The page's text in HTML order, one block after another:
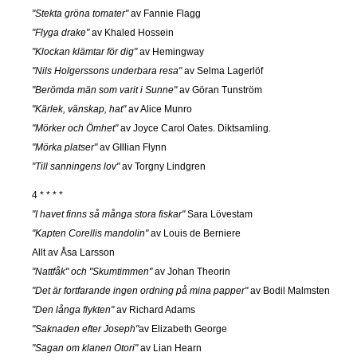
"Stekta gröna tomater"av Fannie Flagg
"Flyga drake"av Khaled Hossein
"Klockan klämtar för dig"av Hemingway
"Nils Holgerssons underbara resa"av Selma Lagerlöf
"Berömda män som varit i Sunne"av Göran Tunström
"Kärlek, vänskap, hat"av Alice Munro
"Mörker och Ömhet"av Joyce Carol Oates. Diktsamling.
"Mörka platser"av GIllian Flynn
"Till sanningens lov"av Torgny Lindgren
4 * * * *
"I havet finns så många stora fiskar"Sara Lövestam
"Kapten Corellis mandolin"av Louis de Berniere
Allt av Åsa Larsson
"Nattfåk" och "Skumtimmen"av Johan Theorin
"Det är fortfarande ingen ordning på mina papper"av Bodil Malmsten
"Den långa flykten"av Richard Adams
"Saknaden efter Joseph"av Elizabeth George
"Sagan om klanen Otori"av Lian Hearn